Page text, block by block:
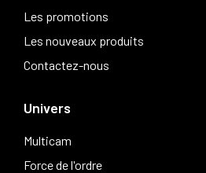
Les promotions
Les nouveaux produits
Contactez-nous
Univers
Multicam
Force de l'ordre